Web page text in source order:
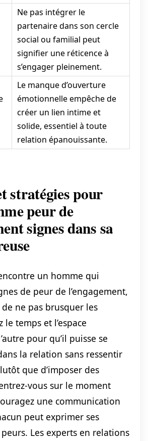
Ne pas intégrer le
partenaire dans son cercle
social ou familial peut
signifier une réticence à
s’engager pleinement.
Le manque d’ouverture
émotionnelle empêche de
créer un lien intime et
solide, essentiel à toute
relation épanouissante.
stratégies pour
peur de
signes dans sa
un homme qui
de peur de l’engagement,
ne pas brusquer les
le temps et l’espace
pour qu’il puisse se
la relation sans ressentir
que d’imposer des
vous sur le moment
une communication
peut exprimer ses
Les experts en relations